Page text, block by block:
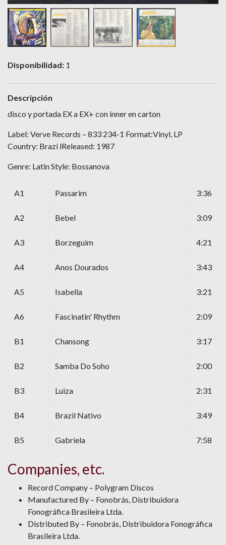
Disponibilidad: 1
Descripción
disco y portada EX a EX+ con inner en carton
Label: Verve Records ‎– 833 234-1 Format:Vinyl, LP
Country: Brazi lReleased: 1987
Genre: Latin Style: Bossanova
A1 Passarim 3:36
A2 Bebel 3:09
A3 Borzeguim 4:21
A4 Anos Dourados 3:43
A5 Isabella 3:21
A6 Fascinatin' Rhythm 2:09
B1 Chansong 3:17
B2 Samba Do Soho 2:00
B3 Luiza 2:31
B4 Brazil Nativo 3:49
B5 Gabriela 7:58
Companies, etc.
Record Company – Polygram Discos
Manufactured By – Fonobrás, Distribuidora
Fonográfica Brasileira Ltda.
Distributed By – Fonobrás, Distribuidora Fonográfica
Brasileira Ltda.